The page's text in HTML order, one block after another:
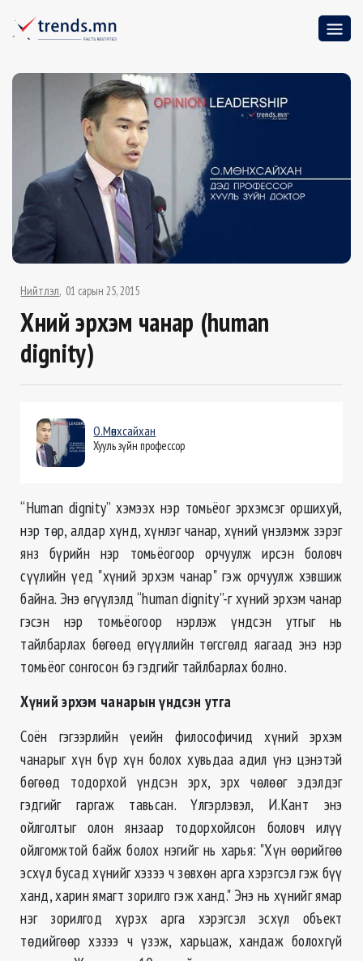
Нийтлэл 01 сарын 25, 2015
Хүний эрхэм чанар (human
dignity)
О.Мөнхсайхан
Хууль зүйн профессор
“Human dignity” хэмээх нэр томьёог эрхэмсэг оршихуй,
нэр төр, алдар хүнд, хүнлэг чанар, хүний үнэлэмж зэрэг
янз бүрийн нэр томьёогоор орчуулж ирсэн боловч
сүүлийн үед "хүний эрхэм чанар" гэж орчуулж хэвшиж
байна. Энэ өгүүлэлд “human dignity”-г хүний эрхэм чанар
гэсэн нэр томьёогоор нэрлэж үндсэн утгыг нь
тайлбарлах бөгөөд өгүүллийн төгсгөлд яагаад энэ нэр
томьёог сонгосон бэ гэдгийг тайлбарлах болно.
Хүний эрхэм чанарын үндсэн утга
Соён гэгээрлийн үеийн философичид хүний эрхэм
чанарыг хүн бүр хүн болох хувьдаа адил үнэ цэнэтэй
бөгөөд тодорхой үндсэн эрх, эрх чөлөөг эдэлдэг
гэдгийг гаргаж тавьсан. Үлгэрлэвэл, И.Кант энэ
ойлголтыг олон янзаар тодорхойлсон боловч илүү
ойлгомжтой байж болох нэгийг нь харья: "Хүн өөрийгөө
эсхүл бусад хүнийг хэзээ ч зөвхөн арга хэрэгсэл гэж бүү
ханд, харин ямагт зорилго гэж ханд." Энэ нь хүнийг ямар
нэг зорилгод хүрэх арга хэрэгсэл эсхүл объект
төдийгөөр хэзээ ч үзэж, харьцаж, хандаж болохгүй